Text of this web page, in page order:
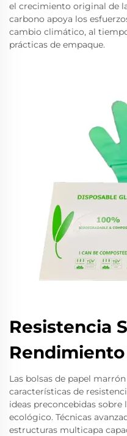
el crecimiento original de
carbono apoya los
cambio climático, al
prácticas de empaque.
Resistencia
Las bolsas de papel
características de
ideas preconcebidas
ecológico. Técnicas
estructuras multicapa